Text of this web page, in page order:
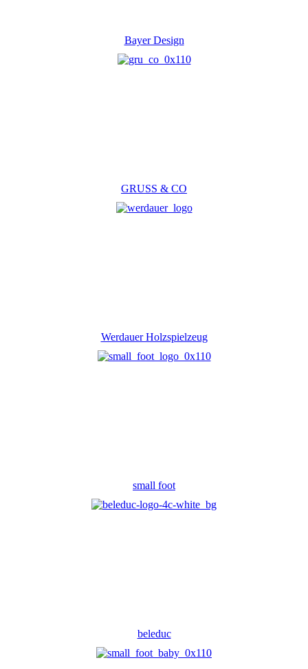
Bayer Design
GRUSS & CO
Werdauer Holzspielzeug
small foot
beleduc